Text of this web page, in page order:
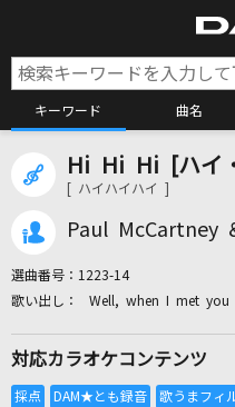
キーワード 曲名
カラ
カラ
全
Hi Hi Hi [ハイ
[ ハイハイハイ ]
Paul McCartney
選曲番号： 1223-14
Well, when I met you
対応カラオケコンテンツ